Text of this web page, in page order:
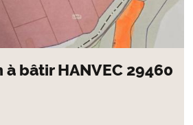
à bâtir HANVEC 29460